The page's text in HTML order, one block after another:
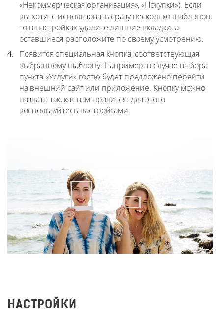
«Некоммерческая организация», «Покупки»). Если
вы хотите использовать сразу несколько шаблонов,
то в настройках удалите лишние вкладки, а
оставшиеся расположите по своему усмотрению.
Появится специальная кнопка, соответствующая
выбранному шаблону. Например, в случае выбора
пункта «Услуги» гостю будет предложено перейти
на внешний сайт или приложение. Кнопку можно
назвать так, как вам нравится: для этого
воспользуйтесь настройками.
НАСТРОЙКИ